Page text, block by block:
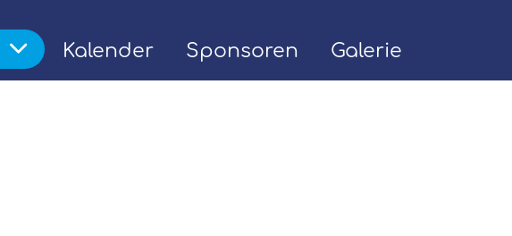
Kalender Sponsoren
Galerie